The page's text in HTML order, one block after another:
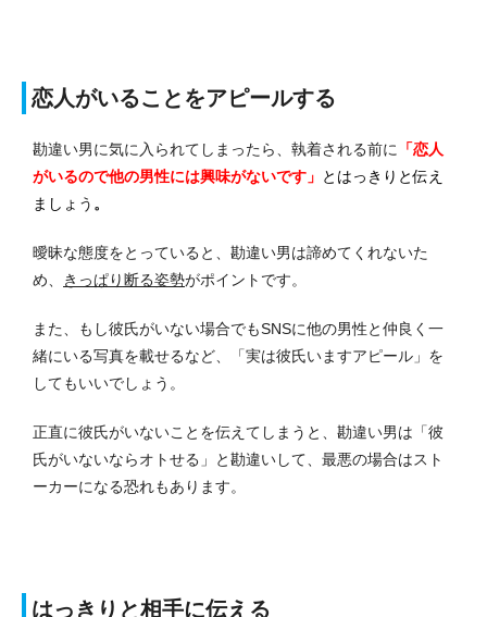
恋人がいることをアピールする
勘違い男に気に入られてしまったら、執着される前に 「恋人
がいるので他の男性には興味がないです」 とはっきりと伝え
ましょ う 。
曖昧な態度をとっていると、勘違い男は諦めてくれないた
め、
きっぱり断る姿勢がポイントです。
また、もし彼氏がいない場合でもSNSに他の男性と仲良く一
緒にいる写真を載せるなど、「実は彼氏いますアピール」を
してもいいでしょう。
正直に彼氏がいないことを伝えてしまうと、勘違い男は「彼
氏がいないならオトせる」と勘違いして、最悪の場合はスト
ーカーになる恐れもあります。
はっきりと相手に伝える